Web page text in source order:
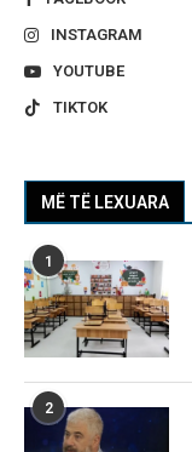
INSTAGRAM
YOUTUBE
TIKTOK
MË TË LEXUARA
1
2